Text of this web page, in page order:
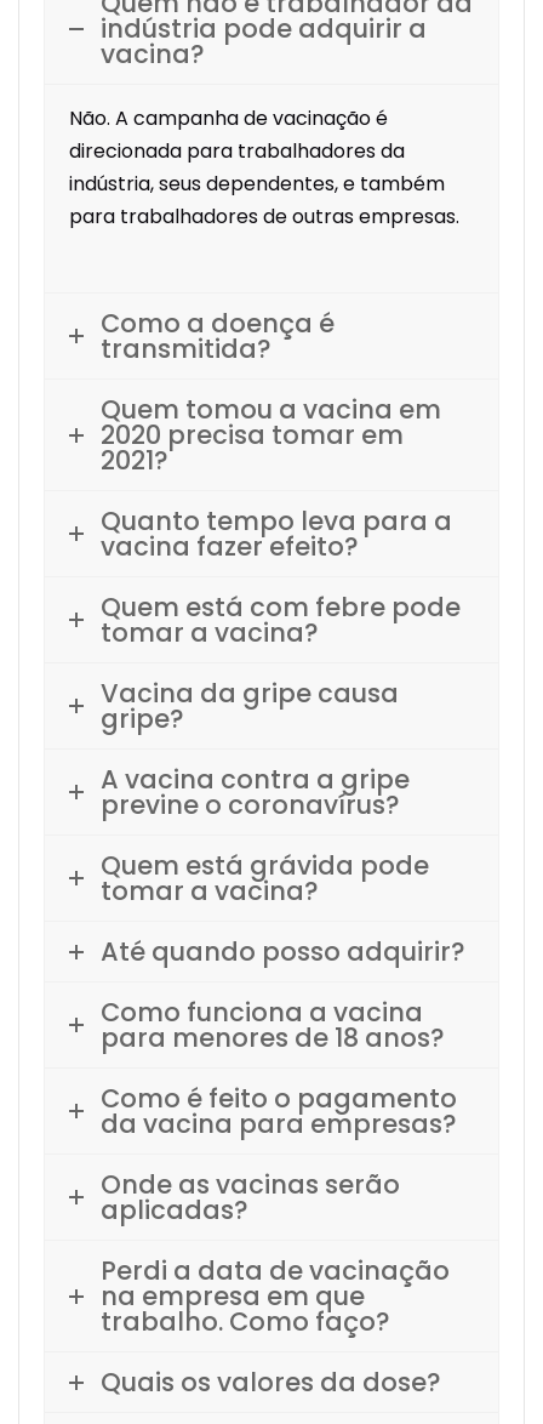
indústria pode adquirir a
vacina?
Não. A campanha de vacinação é
direcionada para trabalhadores da
indústria, seus dependentes, e também
para trabalhadores de outras empresas.
Como a doença é
transmitida?
Quem tomou a vacina em
2020 precisa tomar em
2021?
Quanto tempo leva para a
vacina fazer efeito?
Quem está com febre pode
tomar a vacina?
Vacina da gripe causa
gripe?
A vacina contra a gripe
previne o coronavírus?
Quem está grávida pode
tomar a vacina?
Até quando posso adquirir?
Como funciona a vacina
para menores de 18 anos?
Como é feito o pagamento
da vacina para empresas?
Onde as vacinas serão
aplicadas?
Perdi a data de vacinação
na empresa em que
trabalho. Como faço?
Quais os valores da dose?